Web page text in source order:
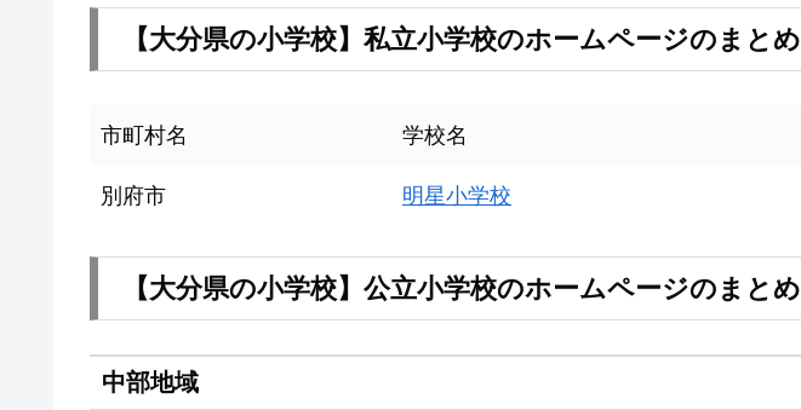
【大分県の小学校】私立小学校のホームページのまとめ
市町村名 学校名
別府市 明星小学校
【大分県の小学校】公立小学校のホームページのまとめ
中部地域